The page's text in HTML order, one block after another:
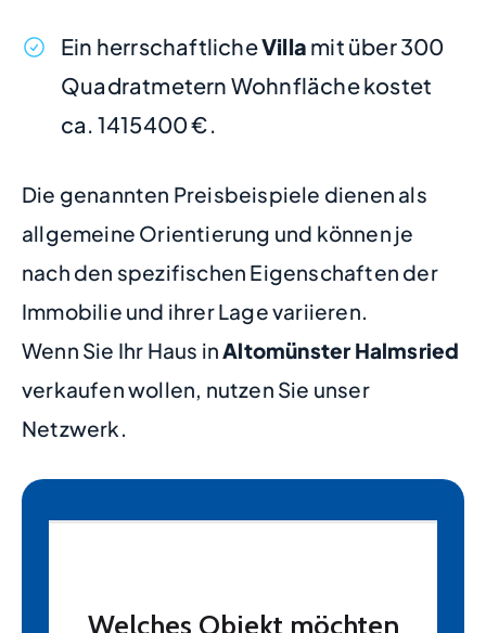
Ein herrschaftlicheVilla mit über 300
Quadratmetern Wohnfläche kostet
ca. 1415400 €.
Die genannten Preisbeispiele dienen als
allgemeine Orientierung und können je
nach den spezifischen Eigenschaften der
Immobilie und ihrer Lage variieren.
Wenn Sie Ihr Haus inAltomünster Halmsried
verkaufen wollen, nutzen Sie unser
Netzwerk.